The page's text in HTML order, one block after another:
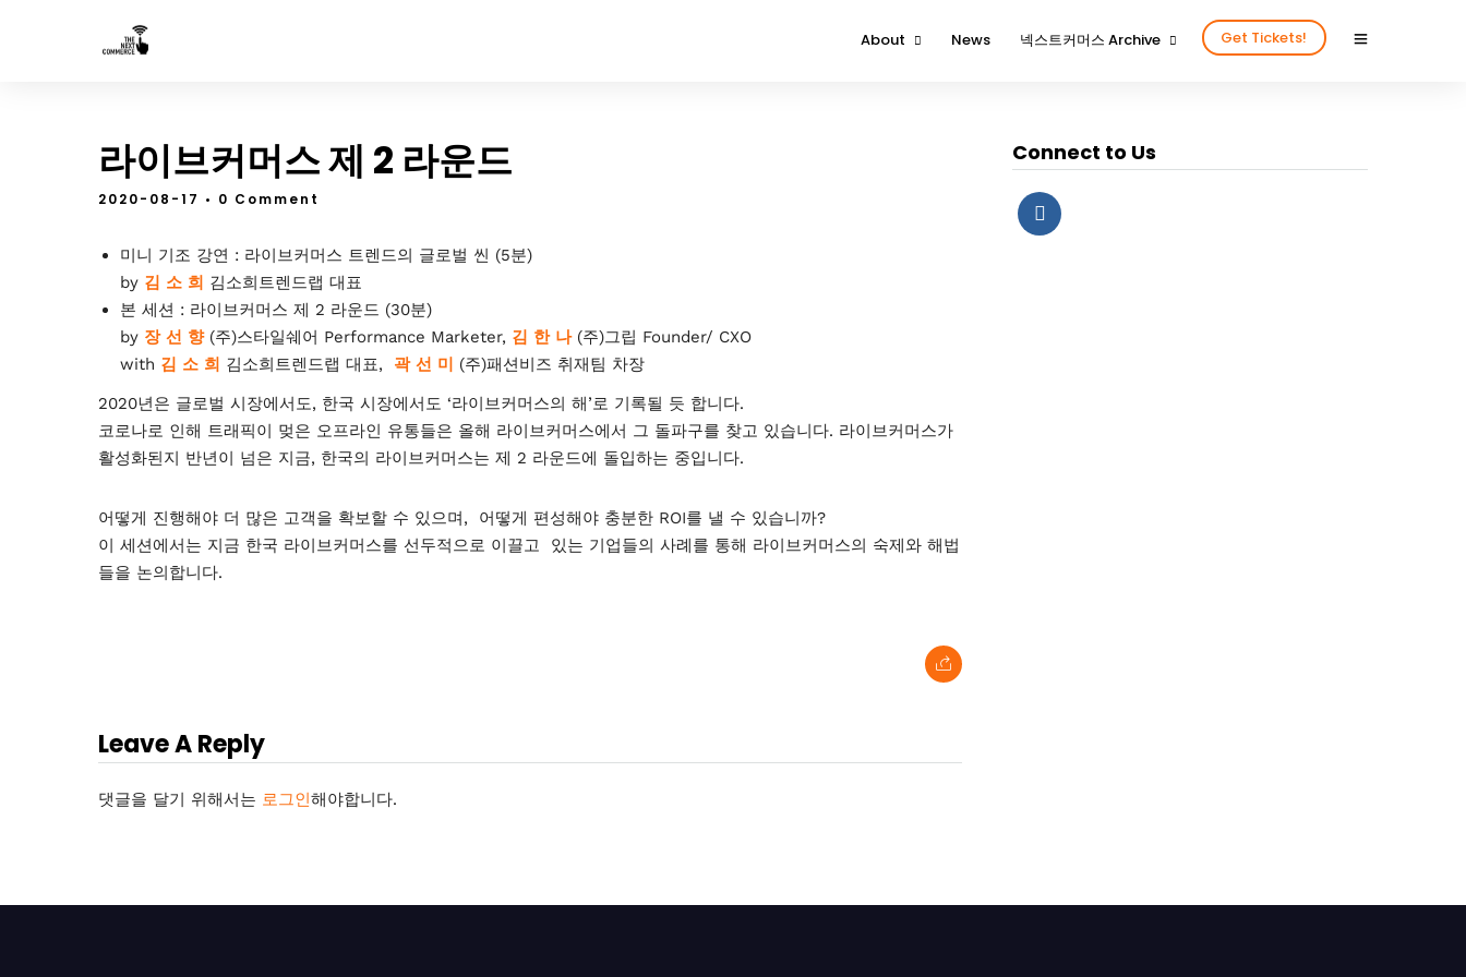
About News 넥스트커머스 Archive
2023년을 함께 해 주신 분들
2023넥스트커머스 갤러리
2022년을 함께 해 주신 분들
Get Tickets!
라이브커머스 제 2 라운드
2020-08-17 • 0 Comment
미니 기조 강연 : 라이브커머스 트렌드의 글로벌 씬 (5분)
by 김 소 희 김소희트렌드랩 대표
본 세션 : 라이브커머스 제 2 라운드 (30분)
by 장 선 향(주)스타일쉐어 Performance Marketer, 김 한 나(주)그립 Founder/ CXO
with 김 소 희 김소희트렌드랩 대표, 곽 선 미 (주)패션비즈 취재팀 차장
2020년은 글로벌 시장에서도, 한국 시장에서도 ‘라이브커머스의 해’로 기록될 듯 합니다.
코로나로 인해 트래픽이 멎은 오프라인 유통들은 올해 라이브커머스에서 그 돌파구를 찾고 있습니다. 라이브커머스가
활성화된지 반년이 넘은 지금, 한국의 라이브커머스는 제 2 라운드에 돌입하는 중입니다.
어떻게 진행해야 더 많은 고객을 확보할 수 있으며, 어떻게 편성해야 충분한 ROI를 낼 수 있습니까?
이 세션에서는 지금 한국 라이브커머스를 선두적으로 이끌고 있는 기업들의 사례를 통해 라이브커머스의 숙제와 해법
들을 논의합니다.
Leave A Reply
댓글을 달기 위해서는 로그인해야합니다.
Connect to Us